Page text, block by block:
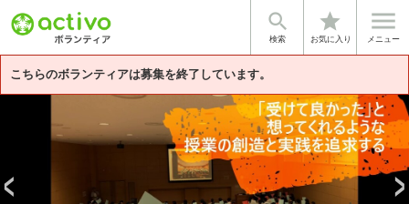

検索
star
お気に入り

メニュー
こちらのボランティアは募集を終了しています。
基本情報 募集詳細 法人情報